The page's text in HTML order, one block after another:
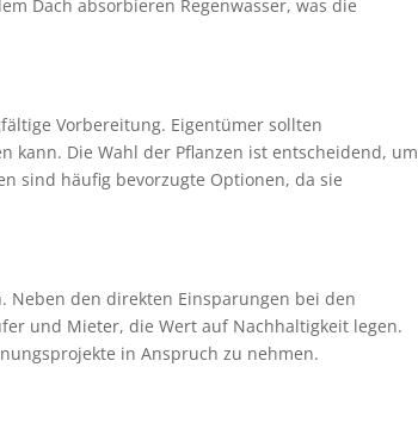
Dach absorbieren Regenwasser, was die
Vorbereitung. Eigentümer sollten
kann. Die Wahl der Pflanzen ist entscheidend, um
sind häufig bevorzugte Optionen, da sie
Neben den direkten Einsparungen bei den
und Mieter, die Wert auf Nachhaltigkeit legen.
in Anspruch zu nehmen.